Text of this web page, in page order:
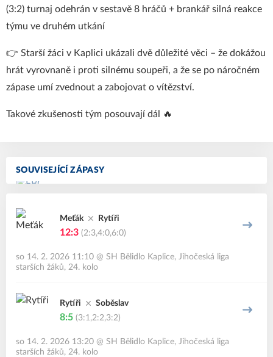
SOUVISEJÍCÍ ZÁPASY
Meťák Rytíři
12:3 (2:3,4:0,6:0)
so 14. 2. 2026 11:10 @ SH Bělidlo Kaplice, Jihočeská liga
starších žáků, 24. kolo
Rytíři Soběslav
8:5 (3:1,2:2,3:2)
so 14. 2. 2026 13:20 @ SH Bělidlo Kaplice, Jihočeská liga
starších žáků, 24. kolo
(3:2) turnaj odehrán v sestavě 8 hráčů + brankář silná reakce
týmu ve druhém utkání
👉 Starší žáci v Kaplici ukázali dvě důležité věci – že dokážou
hrát vyrovnaně i proti silnému soupeři, a že se po náročném
zápase umí zvednout a zabojovat o vítězství.
Takové zkušenosti tým posouvají dál 🔥